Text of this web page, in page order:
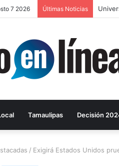
7 2026 Últimas Noticias
Tamaulipas Decisión
/ Exigirá Estados Unidos